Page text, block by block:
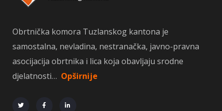
Obrtnička komora Tuzlanskog kantona je
samostalna, nevladina, nestranačka, javno-pravna
asocijacija obrtnika i lica koja obavljaju srodne
djelatnosti… Opširnije